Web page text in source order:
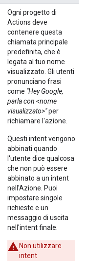
Ogni progetto di
Actions deve
contenere questa
chiamata principale
predefinita, che è
legata al tuo nome
visualizzato. Gli utenti
pronunciano frasi
come "Hey Google,
parla con <nome
visualizzato>"per
richiamare l'azione.
Questi intent vengono
abbinati quando
l'utente dice qualcosa
che non può essere
abbinato a un intent
nell'Azione. Puoi
impostare singole
richieste e un
messaggio di uscita
nell'intent finale.
Non utilizzare
intent